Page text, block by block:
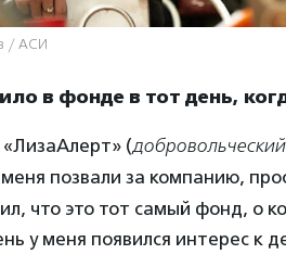
/ АСИ
в фонде в тот день,
(
позвали за компанию,
что это тот самый фонд, о
у меня появился интерес к